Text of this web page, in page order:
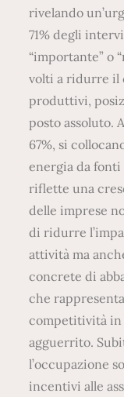
rivelando
71% degli
“importante” o
volti a ridurre il
produttivi,
posto assoluto.
67%, si
energia da
riflette una
delle imprese
di ridurre
attività ma
concrete di
che
competitività in
agguerrito.
l’occupazione
incentivi alle